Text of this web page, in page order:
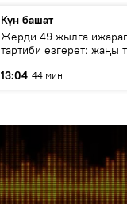
Күн башат
Жерди 49 жылга
тартиби өзгөрөт: жаңы
13:04 44 мин